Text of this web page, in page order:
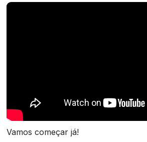
Vamos começar já!